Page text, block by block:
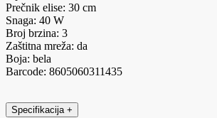
Prečnik elise: 30 cm
Snaga: 40 W
Broj brzina: 3
Zaštitna mreža: da
Boja: bela
Barcode: 8605060311435
Specifikacija +